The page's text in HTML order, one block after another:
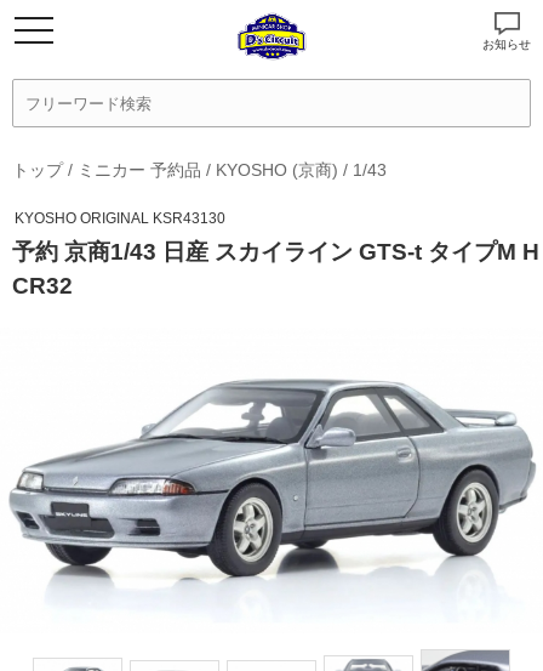
お知らせ
トップ/ ミニカー 予約品 / KYOSHO (京商) / 1/43
KYOSHO ORIGINAL KSR43130
予約 京商1/43 日産 スカイライン GTS-t タイプM H
CR32